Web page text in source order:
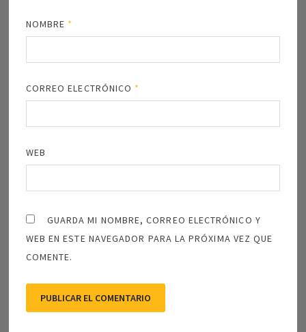
NOMBRE *
CORREO ELECTRÓNICO *
WEB
GUARDA MI NOMBRE, CORREO ELECTRÓNICO Y
WEB EN ESTE NAVEGADOR PARA LA PRÓXIMA VEZ QUE
COMENTE.